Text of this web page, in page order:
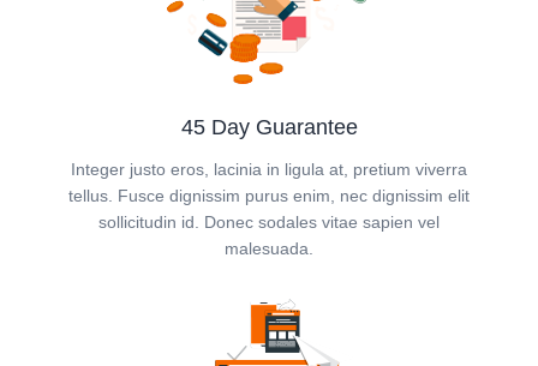
45 Day Guarantee
Integer justo eros, lacinia in ligula at, pretium viverra
tellus. Fusce dignissim purus enim, nec dignissim elit
sollicitudin id. Donec sodales vitae sapien vel
malesuada.